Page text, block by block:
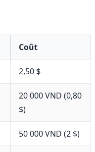
Coût
2,50 $
20 000 VND (0,80
$)
50 000 VND (2 $)